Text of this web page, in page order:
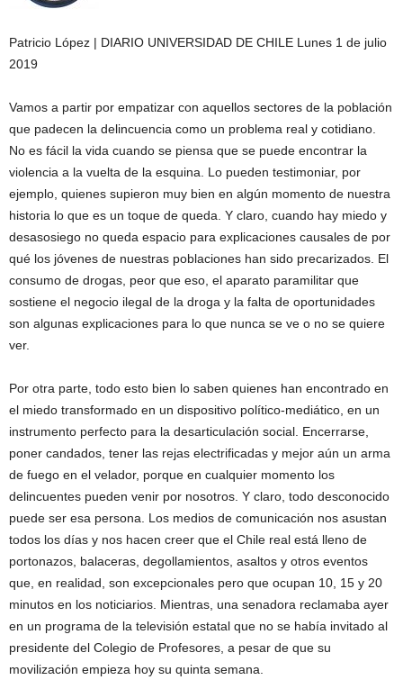
Patricio López | DIARIO UNIVERSIDAD DE CHILE Lunes 1 de julio
2019
Vamos a partir por empatizar con aquellos sectores de la población
que padecen la delincuencia como un problema real y cotidiano.
No es fácil la vida cuando se piensa que se puede encontrar la
violencia a la vuelta de la esquina. Lo pueden testimoniar, por
ejemplo, quienes supieron muy bien en algún momento de nuestra
historia lo que es un toque de queda. Y claro, cuando hay miedo y
desasosiego no queda espacio para explicaciones causales de por
qué los jóvenes de nuestras poblaciones han sido precarizados. El
consumo de drogas, peor que eso, el aparato paramilitar que
sostiene el negocio ilegal de la droga y la falta de oportunidades
son algunas explicaciones para lo que nunca se ve o no se quiere
ver.
Por otra parte, todo esto bien lo saben quienes han encontrado en
el miedo transformado en un dispositivo político-mediático, en un
instrumento perfecto para la desarticulación social. Encerrarse,
poner candados, tener las rejas electrificadas y mejor aún un arma
de fuego en el velador, porque en cualquier momento los
delincuentes pueden venir por nosotros. Y claro, todo desconocido
puede ser esa persona. Los medios de comunicación nos asustan
todos los días y nos hacen creer que el Chile real está lleno de
portonazos, balaceras, degollamientos, asaltos y otros eventos
que, en realidad, son excepcionales pero que ocupan 10, 15 y 20
minutos en los noticiarios. Mientras, una senadora reclamaba ayer
en un programa de la televisión estatal que no se había invitado al
presidente del Colegio de Profesores, a pesar de que su
movilización empieza hoy su quinta semana.